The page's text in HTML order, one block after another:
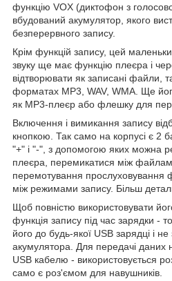
функцію VOX (диктофон з
вбудований акумулятор, якого
безперервного запису.
Крім функцій запису, цей
звуку ще має функцію плеєра і
відтворювати як записані файли,
форматах MP3, WAV, WMA. Ще
як MP3-плеєр або флешку для
Включення і вимикання запису
кнопкою. Так само на корпусі є 2
"+" і "-", з допомогою яких можна
плеєра, перемикатися між
перемотування прослуховування
між режимами запису. Більш
Щоб повністю використовувати
функція запису під час зарядки -
його до будь-якої USB зарядці і
акумулятора. Для передачі
USB кабелю - використовується
само є роз'ємом для навушників.